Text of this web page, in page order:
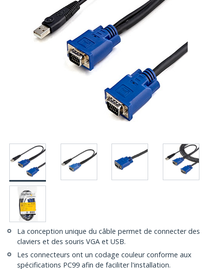
La conception unique du câble permet de connecter des
claviers et des souris VGA et USB.
Les connecteurs ont un codage couleur conforme aux
spécifications PC99 afin de faciliter l'installation.